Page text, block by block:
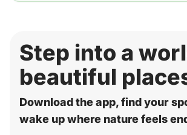
Step into a
beautiful
Download the app, find your
wake up where nature feels